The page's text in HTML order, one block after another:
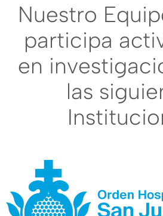
Nuestro
participa
en
las